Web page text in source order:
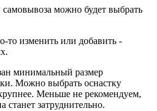
можно будет выбрать
то изменить или добавить -
минимальный размер
Можно выбрать оснастку
Меньше не рекомендуем,
станет затруднительно.